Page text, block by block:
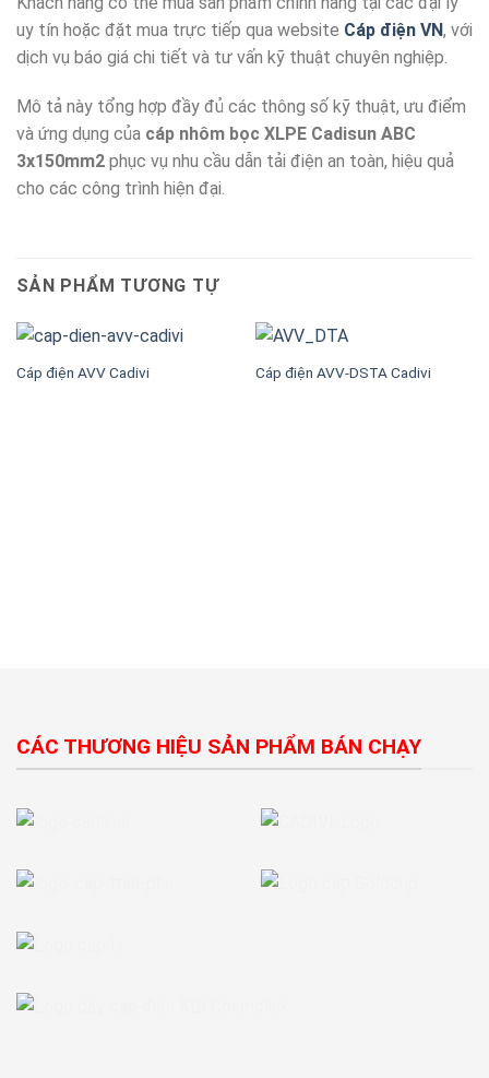
uy tín hoặc đặt mua trực tiếp qua website Cáp điện VN, với
dịch vụ báo giá chi tiết và tư vấn kỹ thuật chuyên nghiệp.
Mô tả này tổng hợp đầy đủ các thông số kỹ thuật, ưu điểm
và ứng dụng của cáp nhôm bọc XLPE Cadisun ABC
3x150mm2 phục vụ nhu cầu dẫn tải điện an toàn, hiệu quả
cho các công trình hiện đại.
SẢN PHẨM TƯƠNG TỰ
Cáp điện AVV Cadivi Cáp điện AVV-DSTA Cadivi
CÁC THƯƠNG HIỆU SẢN PHẨM BÁN CHẠY